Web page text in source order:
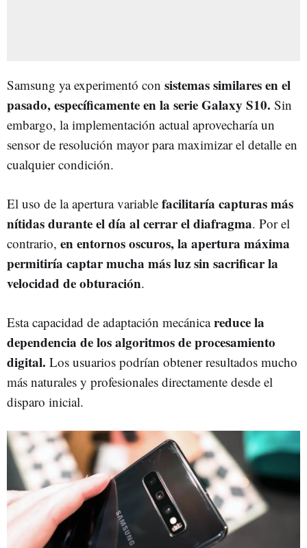
Samsung ya experimentó con sistemas similares en el
pasado, específicamente en la serie Galaxy S10. Sin
embargo, la implementación actual aprovecharía un
sensor de resolución mayor para maximizar el detalle en
cualquier condición.
El uso de la apertura variable facilitaría capturas más
nítidas durante el día al cerrar el diafragma. Por el
contrario, en entornos oscuros, la apertura máxima
permitiría captar mucha más luz sin sacrificar la
velocidad de obturación.
Esta capacidad de adaptación mecánicareduce la
dependencia de los algoritmos de procesamiento
digital. Los usuarios podrían obtener resultados mucho
más naturales y profesionales directamente desde el
disparo inicial.